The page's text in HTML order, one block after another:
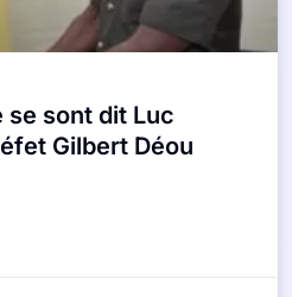
se sont dit Luc
Gilbert Déou